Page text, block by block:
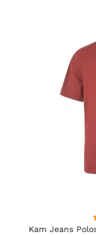
Kam Jeans